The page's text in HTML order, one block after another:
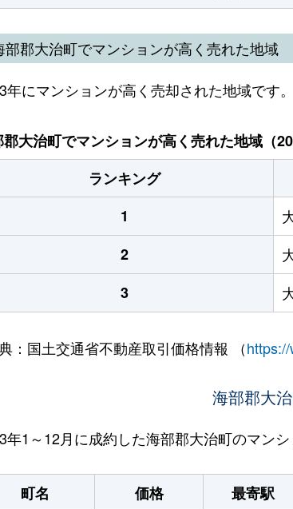
部郡大治町でマンションが高く売れた地域
年にマンションが高く売却された地域です。
大治町でマンションが高く売れた地域（
ランキング
1
2
3
：国土交通省不動産取引価格情報 （
海部郡大
年1～12月に成約した海部郡大治町のマンシ
町名 価格 最寄駅